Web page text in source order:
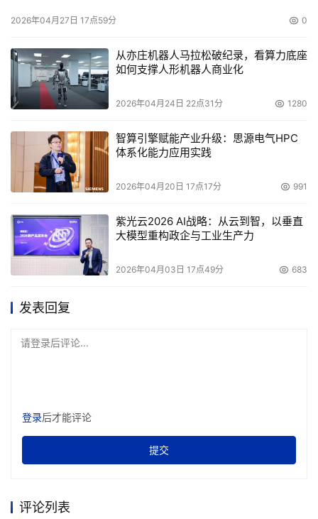
2026年04月27日 17点59分 0
从亦庄机器人马拉松破纪录，看算力底座
如何支撑人形机器人商业化
2026年04月24日 22点31分 1280
智算引擎赋能产业升级：思源电气HPC
体系化能力应用实践
2026年04月20日 17点17分 991
紫光云2026 AI战略：从云到智，以垂直
大模型重构政企与工业生产力
2026年04月03日 17点49分 683
发表回复
请登录后评论...
登录后才能评论
提交
评论列表